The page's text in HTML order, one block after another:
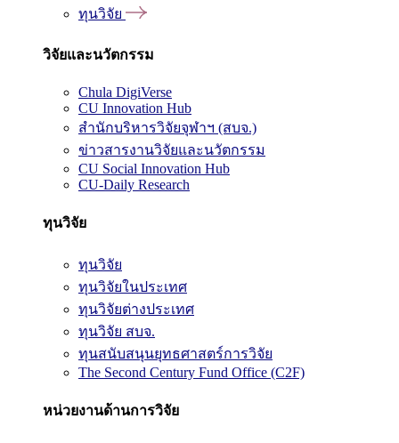
ทุนวิจัย
วิจัยและนวัตกรรม
Chula DigiVerse
CU Innovation Hub
สำนักบริหารวิจัยจุฬาฯ (สบจ.)
ข่าวสารงานวิจัยและนวัตกรรม
CU Social Innovation Hub
CU-Daily Research
ทุนวิจัย
ทุนวิจัย
ทุนวิจัยในประเทศ
ทุนวิจัยต่างประเทศ
ทุนวิจัย สบจ.
ทุนสนับสนุนยุทธศาสตร์การวิจัย
The Second Century Fund Office (C2F)
หน่วยงานด้านการวิจัย